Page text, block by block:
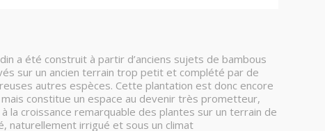
a été construit à partir d’anciens sujets de bambous
sur un ancien terrain trop petit et complété par de
autres espèces. Cette plantation est donc encore
mais constitue un espace au devenir très prometteur,
à la croissance remarquable des plantes sur un terrain de
naturellement irrigué et sous un climat